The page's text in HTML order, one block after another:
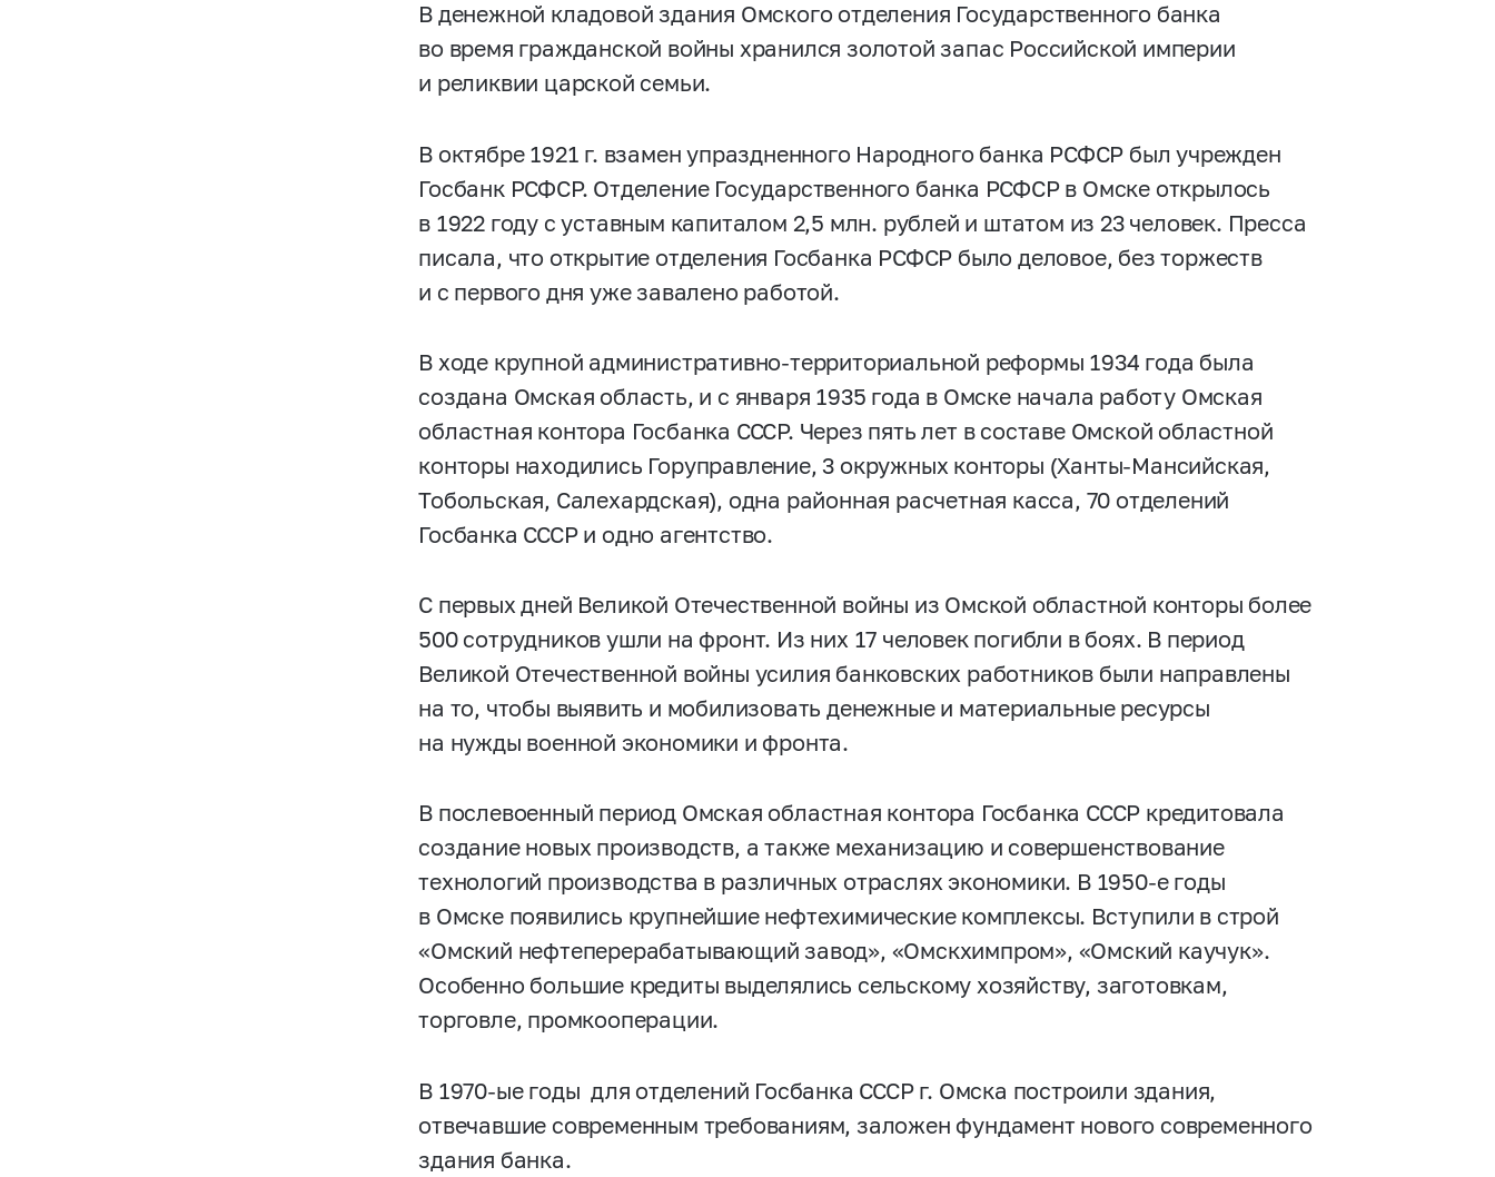
В денежной кладовой здания Омского отделения Государственного банка
во время гражданской войны хранился золотой запас Российской империи
и реликвии царской семьи.
В октябре 1921 г. взамен упраздненного Народного банка РСФСР был учрежден
Госбанк РСФСР. Отделение Государственного банка РСФСР в Омске открылось
в 1922 году с уставным капиталом 2,5 млн. рублей и штатом из 23 человек. Пресса
писала, что открытие отделения Госбанка РСФСР было деловое, без торжеств
и с первого дня уже завалено работой.
В ходе крупной административно-территориальной реформы 1934 года была
создана Омская область, и с января 1935 года в Омске начала работу Омская
областная контора Госбанка СССР. Через пять лет в составе Омской областной
конторы находились Горуправление, 3 окружных конторы (Ханты-Мансийская,
Тобольская, Салехардская), одна районная расчетная касса, 70 отделений
Госбанка СССР и одно агентство.
С первых дней Великой Отечественной войны из Омской областной конторы более
500 сотрудников ушли на фронт. Из них 17 человек погибли в боях. В период
Великой Отечественной войны усилия банковских работников были направлены
на то, чтобы выявить и мобилизовать денежные и материальные ресурсы
на нужды военной экономики и фронта.
В послевоенный период Омская областная контора Госбанка СССР кредитовала
создание новых производств, а также механизацию и совершенствование
технологий производства в различных отраслях экономики. В 1950-егоды
в Омске появились крупнейшие нефтехимические комплексы. Вступили в строй
«Омский нефтеперерабатывающий завод», «Омскхимпром», «Омский каучук».
Особенно большие кредиты выделялись сельскому хозяйству, заготовкам,
торговле, промкооперации.
В 1970-ыегоды для отделений Госбанка СССР г. Омска построили здания,
отвечавшие современным требованиям, заложен фундамент нового современного
здания банка.